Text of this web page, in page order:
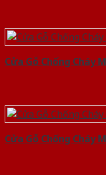
Cửa Gỗ Chống Cháy
Cửa Gỗ Chống Cháy